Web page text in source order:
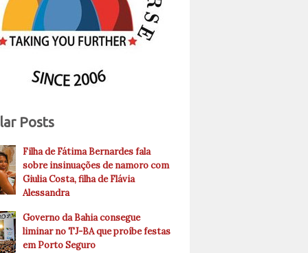
Posts
Filha de Fátima Bernardes fala
sobre insinuações de namoro com
Giulia Costa, filha de Flávia
Alessandra
Governo da Bahia consegue
liminar no TJ-BA que proíbe festas
em Porto Seguro